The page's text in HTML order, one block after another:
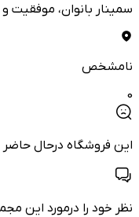
سمینار بانوان،
نامشخص
0
این فروشگاه درحال حاضر
نظر خود را درمورد این